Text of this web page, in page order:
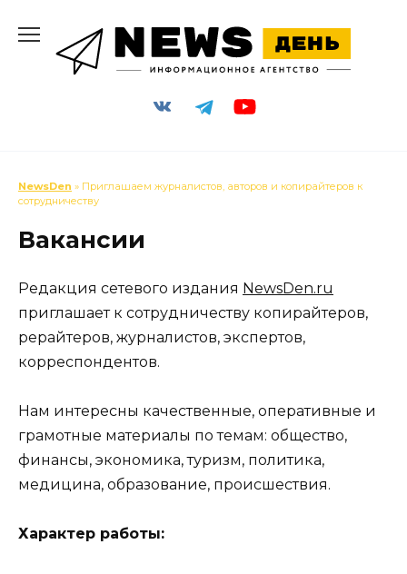
содержанию
NewsDen » Приглашаем журналистов, авторов и копирайтеров к
сотрудничеству
Вакансии
Редакция сетевого издания NewsDen.ru
приглашает к сотрудничеству копирайтеров,
рерайтеров, журналистов, экспертов,
корреспондентов.
Нам интересны качественные, оперативные и
грамотные материалы по темам: общество,
финансы, экономика, туризм, политика,
медицина, образование, происшествия.
Характер работы: